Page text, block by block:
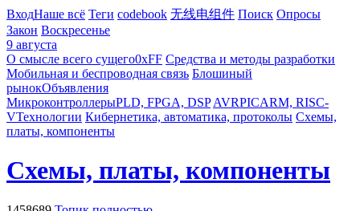
ВходНаше всё Теги codebook 无线电组件 Поиск Опросы
Закон Воскресенье
9 августа
О смысле всего сущего0xFF Средства и методы разработки
Мобильная и беспроводная связь Блошиный
рынокОбъявления
МикроконтроллерыPLD, FPGA, DSP AVRPICARM, RISC-
VТехнологии Кибернетика, автоматика, протоколы Схемы,
платы, компоненты
Схемы, платы, компоненты